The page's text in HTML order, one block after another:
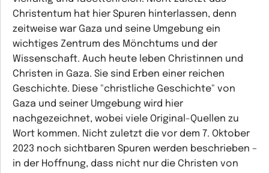
Christentum hat hier Spuren hinterlassen, denn
zeitweise war Gaza und seine Umgebung ein
wichtiges Zentrum des Mönchtums und der
Wissenschaft. Auch heute leben Christinnen und
Christen in Gaza. Sie sind Erben einer reichen
Geschichte. Diese "christliche Geschichte" von
Gaza und seiner Umgebung wird hier
nachgezeichnet, wobei viele Original-Quellen zu
Wort kommen. Nicht zuletzt die vor dem 7. Oktober
2023 noch sichtbaren Spuren werden beschrieben –
in der Hoffnung, dass nicht nur die Christen von